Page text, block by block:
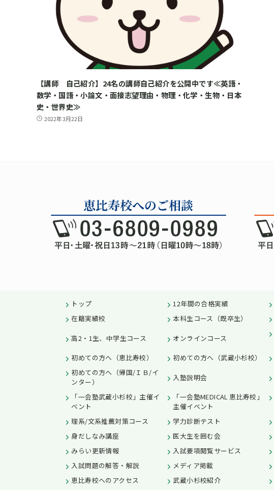
【講師 自己紹介】24名の講師自己紹介を公開中です≪英語・
数学・国語・小論文・面接志望理由・物理・化学・生物・日本
史・世界史≫
2022年3月22日
トップ 12年間の合格実績
在籍実績校
本科生コース（既卒生）
高2・1生、中学生コース オンラインコース
初めての方へ（恵比寿校）
初めての方へ（武蔵小杉校）
初めての方へ（帰国/ＩＢ/イ
ンター）
入塾説明会
「一会塾武蔵小杉校」主催イ
ベント
「一会塾MEDICAL 恵比寿校」
主催イベント
理系/文系推薦対策コース
学力診断テスト
身だしなみ講座
医大生を囲む会
みらい更新情報
入試要項閲覧サービス
入試問題の解答・解説
メディア掲載
恵比寿校へのアクセス
武蔵小杉校紹介